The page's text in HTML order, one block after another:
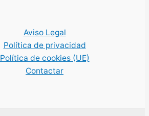
Aviso Legal
Política de privacidad
Política de cookies (UE)
Contactar